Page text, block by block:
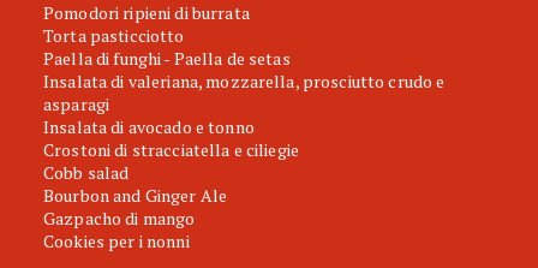
Pomodori ripieni di burrata
Torta pasticciotto
Paella di funghi - Paella de setas
Insalata di valeriana, mozzarella, prosciutto crudo e
asparagi
Insalata di avocado e tonno
Crostoni di stracciatella e ciliegie
Cobb salad
Bourbon and Ginger Ale
Gazpacho di mango
Cookies per i nonni